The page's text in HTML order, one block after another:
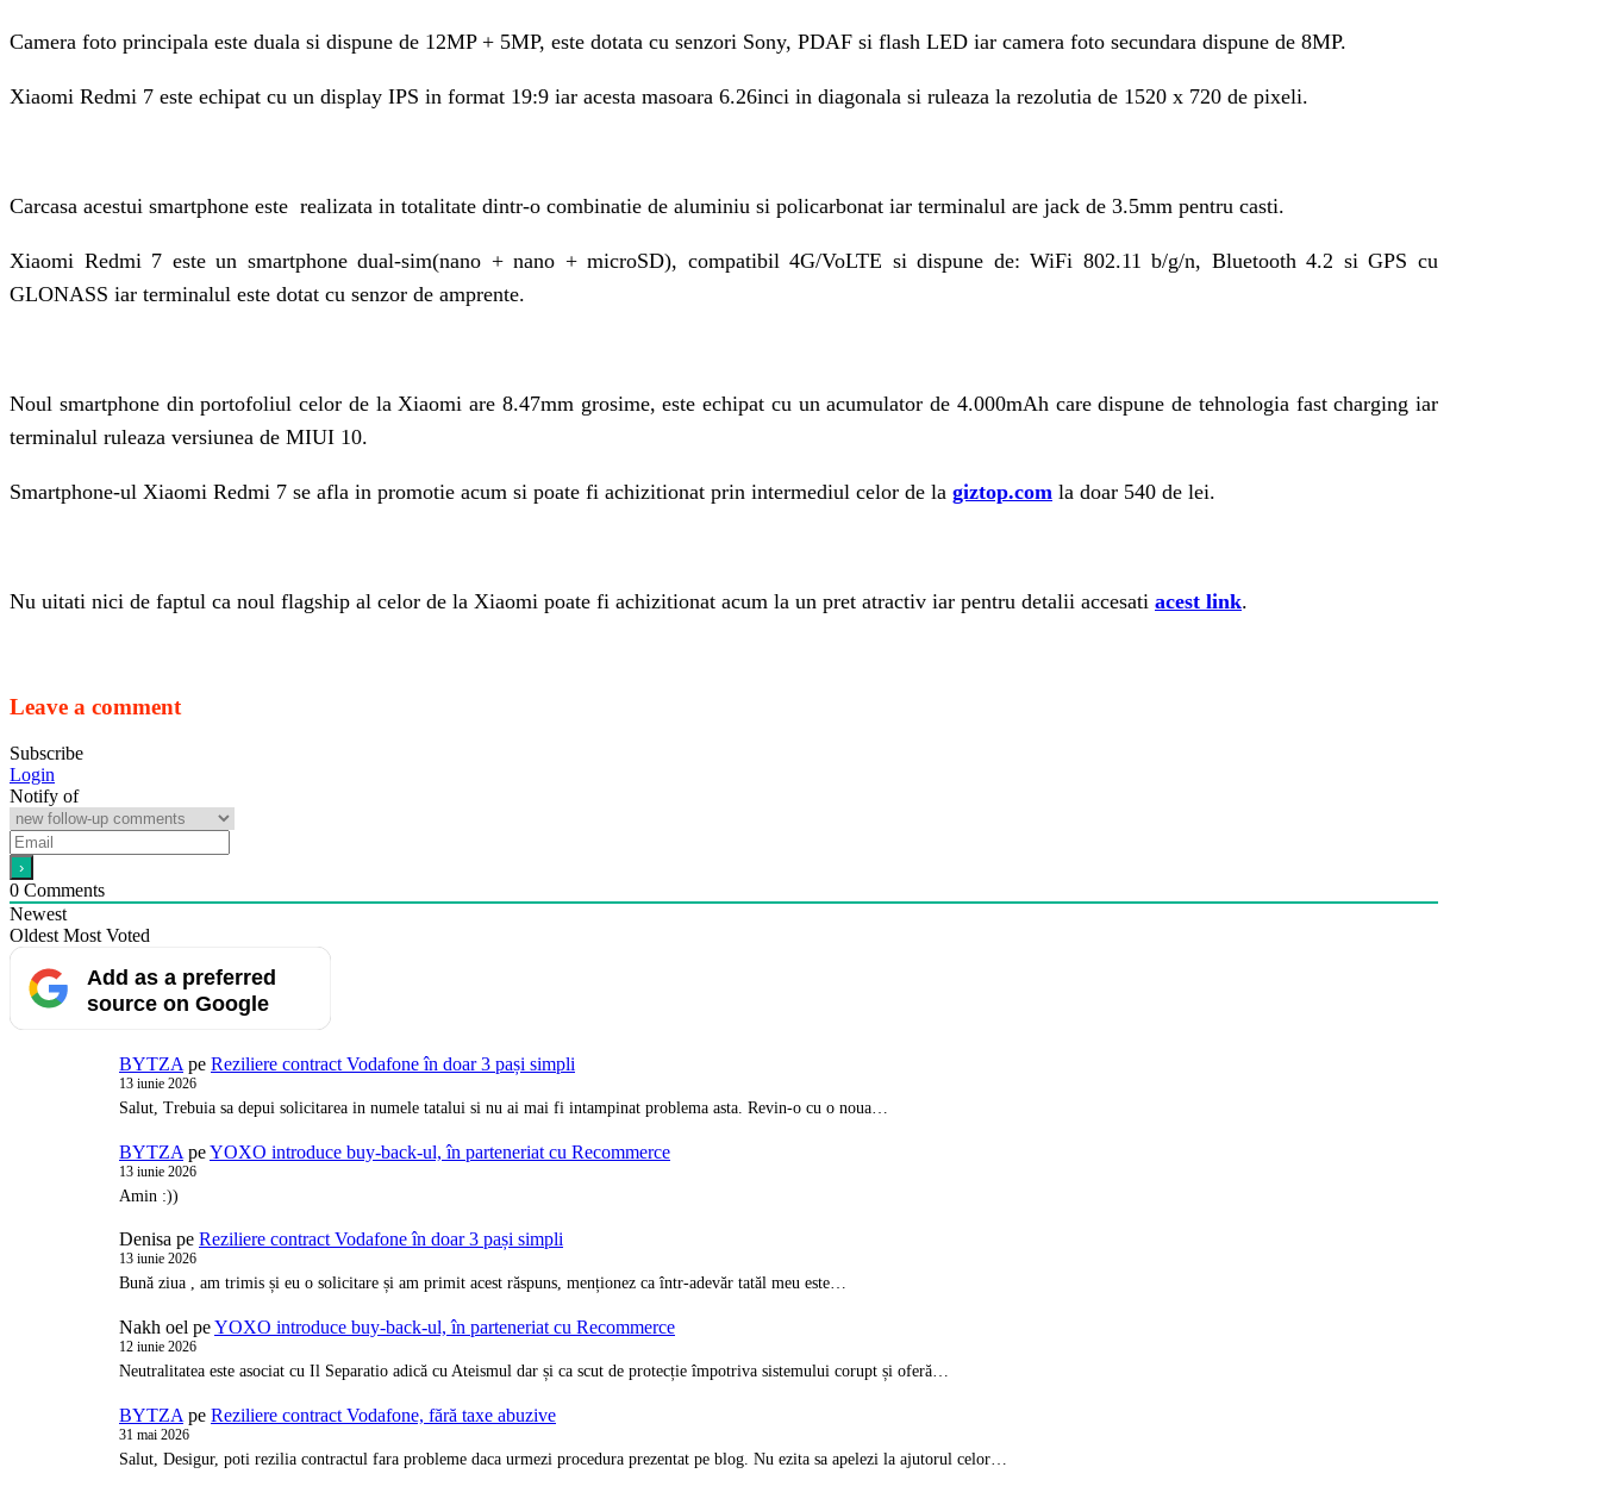
Camera foto principala este duala si dispune de 12MP + 5MP, este dotata cu senzori Sony, PDAF si flash LED iar camera foto secundara dispune de 8MP.
Xiaomi Redmi 7 este echipat cu un display IPS in format 19:9 iar acesta masoara 6.26inci in diagonala si ruleaza la rezolutia de 1520 x 720 de pixeli.
Carcasa acestui smartphone este realizata in totalitate dintr-o combinatie de aluminiu si policarbonat iar terminalul are jack de 3.5mm pentru casti.
Xiaomi Redmi 7 este un smartphone dual-sim(nano + nano + microSD), compatibil 4G/VoLTE si dispune de: WiFi 802.11 b/g/n, Bluetooth 4.2 si GPS cu
GLONASS iar terminalul este dotat cu senzor de amprente.
Noul smartphone din portofoliul celor de la Xiaomi are 8.47mm grosime, este echipat cu un acumulator de 4.000mAh care dispune de tehnologia fast charging iar
terminalul ruleaza versiunea de MIUI 10.
Smartphone-ul Xiaomi Redmi 7 se afla in promotie acum si poate fi achizitionat prin intermediul celor de la giztop.com la doar 540 de lei.
Nu uitati nici de faptul ca noul flagship al celor de la Xiaomi poate fi achizitionat acum la un pret atractiv iar pentru detalii accesati acest link.
Leave a comment
Subscribe
Login
Notify of
0 Comments
Newest
Oldest Most Voted
Add as a preferred
source on Google
BYTZA pe Reziliere contract Vodafone în doar 3 pași simpli
13 iunie 2026
Salut, Trebuia sa depui solicitarea in numele tatalui si nu ai mai fi intampinat problema asta. Revin-o cu o noua…
BYTZA peYOXO introduce buy-back-ul, în parteneriat cu Recommerce
13 iunie 2026
Amin :))
Denisa pe Reziliere contract Vodafone în doar 3 pași simpli
13 iunie 2026
Bună ziua , am trimis și eu o solicitare și am primit acest răspuns, menționez ca într-adevăr tatăl meu este…
Nakh oel peYOXO introduce buy-back-ul, în parteneriat cu Recommerce
12 iunie 2026
Neutralitatea este asociat cu Il Separatio adică cu Ateismul dar și ca scut de protecție împotriva sistemului corupt și oferă…
BYTZA pe Reziliere contract Vodafone, fără taxe abuzive
31 mai 2026
Salut, Desigur, poti rezilia contractul fara probleme daca urmezi procedura prezentat pe blog. Nu ezita sa apelezi la ajutorul celor…